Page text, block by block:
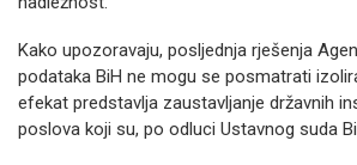
Kako upozoravaju, posljednja rješenja
podataka BiH ne mogu se posmatrati
efekat predstavlja zaustavljanje državnih
poslova koji su, po odluci Ustavnog suda